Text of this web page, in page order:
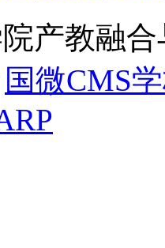
产教融
国微CMS